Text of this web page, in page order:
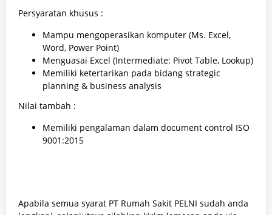
Persyaratan khusus :
Mampu mengoperasikan komputer (Ms. Excel,
Word, Power Point)
Menguasai Excel (Intermediate: Pivot Table, Lookup)
Memiliki ketertarikan pada bidang strategic
planning & business analysis
Nilai tambah :
Memiliki pengalaman dalam document control ISO
9001:2015
Apabila semua syarat PT Rumah Sakit PELNI sudah anda